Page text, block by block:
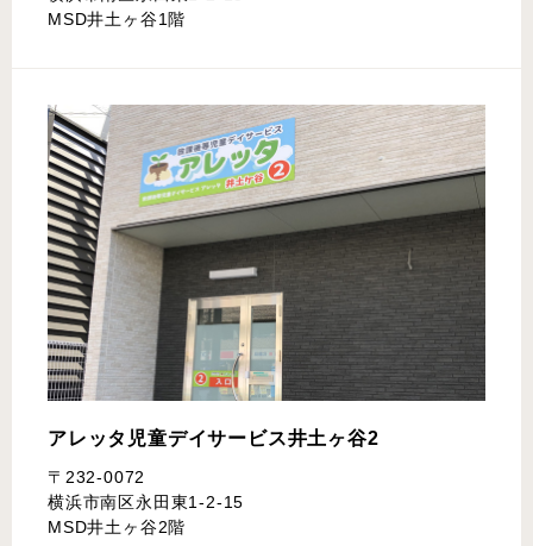
MSD井土ヶ谷1階
アレッタ児童デイサービス井土ヶ谷2
〒232-0072
横浜市南区永田東1-2-15
MSD井土ヶ谷2階